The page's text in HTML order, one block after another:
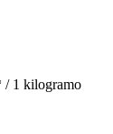
/ 1 kilogramo